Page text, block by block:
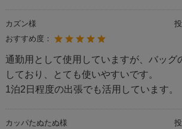
カズン様
おすすめ度：
通勤用として使用していますが、バッグ
しており、とても使いやすいです。
1泊2日程度の出張でも活用しています。
カッパたぬたぬ様